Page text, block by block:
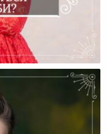
Своим Хобби?